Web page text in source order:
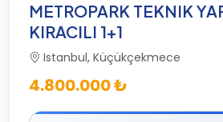
METROPARK TEKNIK
KIRACILI 1+1
Istanbul, Küçükçekmece
4.800.000 ₺